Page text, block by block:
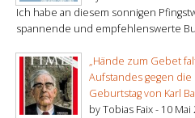
Ich habe an diesem sonnigen
spannende und empfehlenswerte
„Hände zum Gebet
Aufstandes gegen die
Geburtstag von Karl
by Tobias Faix - 10 Mai